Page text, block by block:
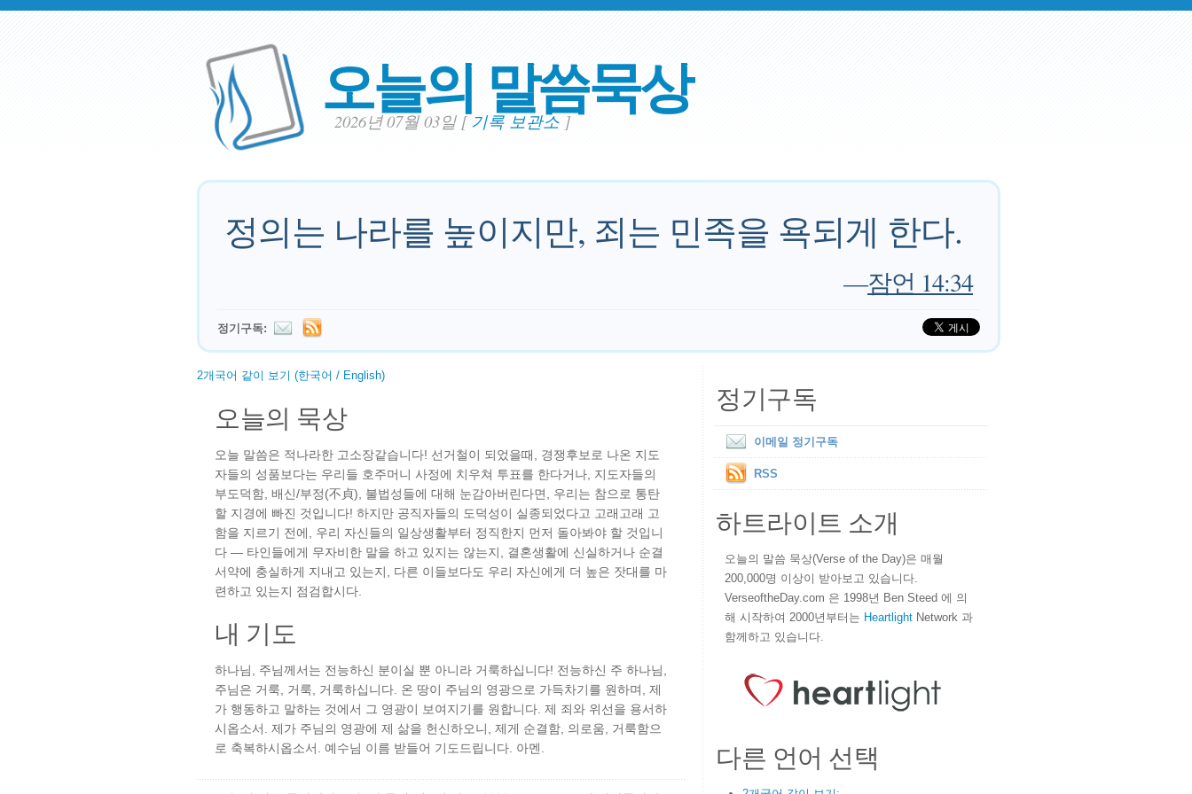
오늘의 말씀묵상
2026년 07월 03일 [기록 보관소]
정의는 나라를 높이지만, 죄는 민족을 욕되게 한다.
—잠언 14:34
정기구독:
2개국어 같이 보기 (한국어 / English)
오늘의 묵상
오늘 말씀은 적나라한 고소장같습니다! 선거철이 되었을때, 경쟁후보로 나온 지도
자들의 성품보다는 우리들 호주머니 사정에 치우쳐 투표를 한다거나, 지도자들의
부도덕함, 배신/부정(不貞), 불법성들에 대해 눈감아버린다면, 우리는 참으로 통탄
할 지경에 빠진 것입니다! 하지만 공직자들의 도덕성이 실종되었다고 고래고래 고
함을 지르기 전에, 우리 자신들의 일상생활부터 정직한지 먼저 돌아봐야 할 것입니
다 — 타인들에게 무자비한 말을 하고 있지는 않는지, 결혼생활에 신실하거나 순결
서약에 충실하게 지내고 있는지, 다른 이들보다도 우리 자신에게 더 높은 잣대를 마
련하고 있는지 점검합시다.
내 기도
하나님, 주님께서는 전능하신 분이실 뿐 아니라 거룩하십니다! 전능하신 주 하나님,
주님은 거룩, 거룩, 거룩하십니다. 온 땅이 주님의 영광으로 가득차기를 원하며, 제
가 행동하고 말하는 것에서 그 영광이 보여지기를 원합니다. 제 죄와 위선을 용서하
시옵소서. 제가 주님의 영광에 제 삶을 헌신하오니, 제게 순결함, 의로움, 거룩함으
로 축복하시옵소서. 예수님 이름 받들어 기도드립니다. 아멘.
정기구독
이메일 정기구독
RSS
하트라이트 소개
오늘의 말씀 묵상(Verse of the Day)은 매월
200,000명 이상이 받아보고 있습니다.
VerseoftheDay.com 은 1998년 Ben Steed 에 의
해 시작하여 2000년부터는 Heartlight Network 과
함께하고 있습니다.
다른 언어 선택